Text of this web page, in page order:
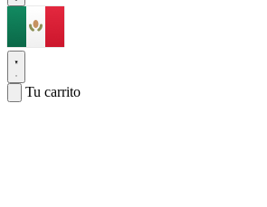
Tu carrito